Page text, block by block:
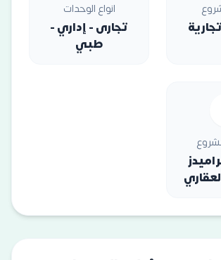
انواع الوحدات
تجارى - إداري -
طبي